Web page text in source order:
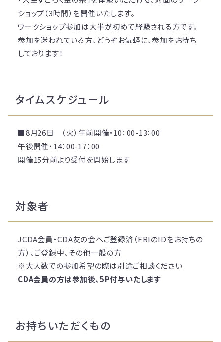
ショップ（3時間）を開催いたします。
ワークショップ参加は大半が初めて経験される方です。
参加を迷われている方、どうぞお気軽に、参加をお待ち
しております！
タイムスケジュール
■8月26日 （火）午前開催・10：00-13：00
午後開催・14：00-17：00
開催15分前より受付を開始します
対象者
JCDA会員・CDA友の会へご登録済（FRIのIDをお持ちの
方）、ご登録中、その他一般の方
※大人数での参加希望の際は別途ご相談ください
CDA会員の方は参加後、5P付与いたします
お持ちいただくもの